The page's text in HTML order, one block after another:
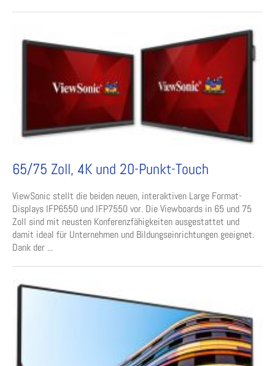
65/75 Zoll, 4K und 20-Punkt-Touch
ViewSonic stellt die beiden neuen, interaktiven Large Format-
Displays IFP6550 und IFP7550 vor. Die Viewboards in 65 und 75
Zoll sind mit neusten Konferenzfähigkeiten ausgestattet und
damit ideal für Unternehmen und Bildungseinrichtungen geeignet.
Dank der ...